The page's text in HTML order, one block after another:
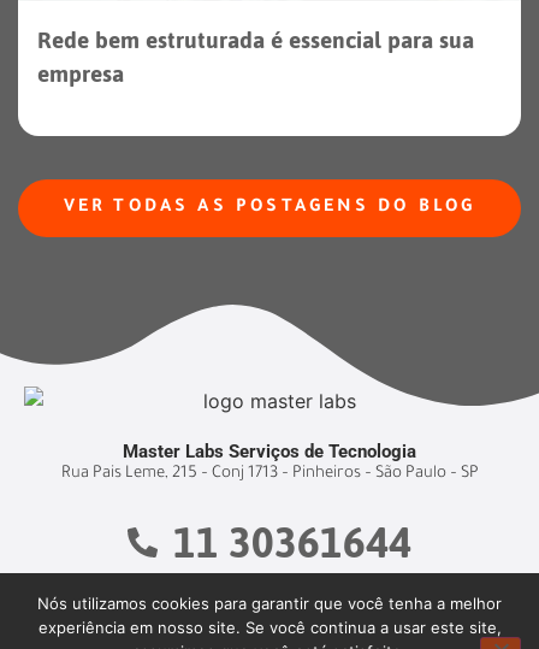
Rede bem estruturada é essencial para sua
empresa
VER TODAS AS POSTAGENS DO BLOG
Master Labs Serviços de Tecnologia
Rua Pais Leme, 215 – Conj 1713 – Pinheiros – São Paulo – SP
11 30361644
Nós utilizamos cookies para garantir que você tenha a melhor
experiência em nosso site. Se você continua a usar este site,